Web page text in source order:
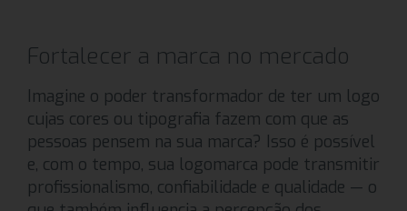
Fortalecer a marca no mercado
Imagine o poder transformador de ter um logo
cujas cores ou tipografia fazem com que as
pessoas pensem na sua marca? Isso é possível
e, com o tempo, sua logomarca pode transmitir
profissionalismo, confiabilidade e qualidade — o